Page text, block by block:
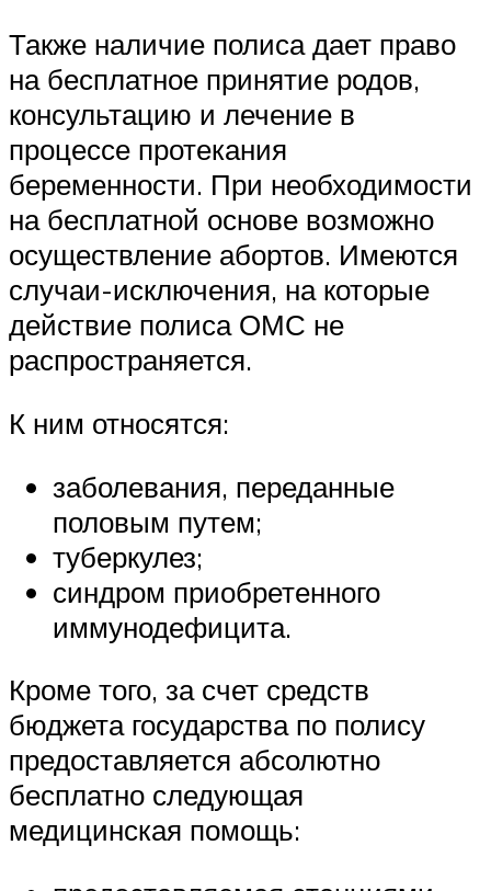
Также наличие полиса дает право
на бесплатное принятие родов,
консультацию и лечение в
процессе протекания
беременности. При необходимости
на бесплатной основе возможно
осуществление абортов. Имеются
случаи-исключения, на которые
действие полиса ОМС не
распространяется.
К ним относятся:
заболевания, переданные
половым путем;
туберкулез;
синдром приобретенного
иммунодефицита.
Кроме того, за счет средств
бюджета государства по полису
предоставляется абсолютно
бесплатно следующая
медицинская помощь: